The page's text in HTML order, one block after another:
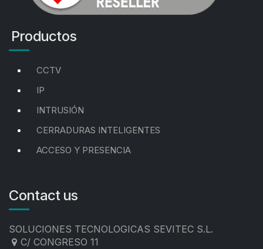
Productos
CCTV
IP
INTRUSIÓN
CERRADURAS INTELIGENTES
ACCESO Y PRESENCIA
Contact us
SOLUCIONES TECNOLOGICAS SEVITEC S.L.
C/ CONGRESO 11